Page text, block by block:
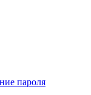
пароля